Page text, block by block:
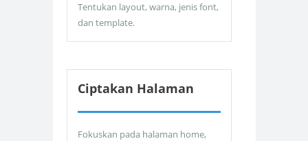
Tentukan layout, warna, jenis font,
dan template.
Ciptakan Halaman
Fokuskan pada halaman home,